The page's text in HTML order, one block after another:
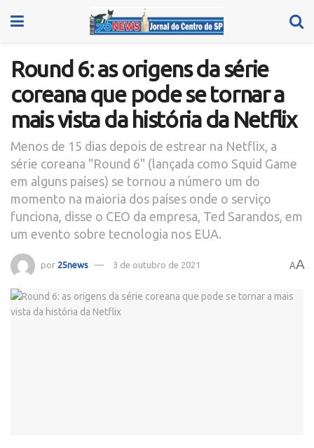
Round 6: as origens da série
coreana que pode se tornar a
mais vista da história da Netflix
Menos de 15 dias depois de estrear na Netflix, a
série coreana "Round 6" (lançada como Squid Game
em alguns países) se tornou a número um do
momento na maioria dos países onde o serviço
funciona, disse o CEO da empresa, Ted Sarandos, em
um evento sobre tecnologia nos EUA.
por 25news 3 de outubro de 2021 AA